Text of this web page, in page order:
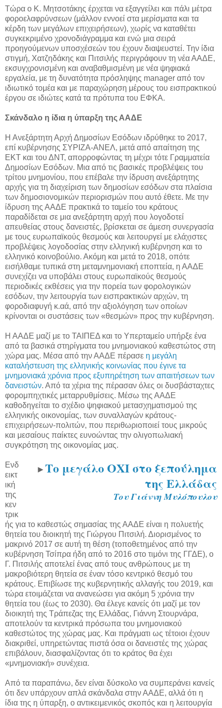
Τώρα ο Κ. Μητσοτάκης έρχεται να εξαγγείλει και πάλι μέτρα
φοροελαφρύνσεων (μάλλον εννοεί στα μερίσματα και τα
κέρδη των μεγάλων επιχειρήσεων), χωρίς να καταθέτει
συγκεκριμένο χρονοδιάγραμμα και ενώ μια σειρά
προηγούμενων υποσχέσεών του έχουν διαψευστεί. Την ίδια
στιγμή, Χατζηδάκης και Πιτσιλής περιγράφουν τη νέα ΑΑΔΕ,
εκσυγχρονισμένη και αναβαθμισμένη με νέα ψηφιακά
εργαλεία, με τη δυνατότητα πρόσληψης manager από τον
ιδιωτικό τομέα και με παραχώρηση μέρους του εισπρακτικού
έργου σε ιδιώτες κατά τα πρότυπα του ΕΦΚΑ.
Σκάνδαλο η ίδια η ύπαρξη της ΑΑΔΕ
Η Ανεξάρτητη Αρχή Δημοσίων Εσόδων ιδρύθηκε το 2017,
επί κυβέρνησης ΣΥΡΙΖΑ-ΑΝΕΛ, μετά από απαίτηση της
ΕΚΤ και του ΔΝΤ, απορροφώντας τη μέχρι τότε Γραμματεία
Δημοσίων Εσόδων. Μια από τις βασικές προβλέψεις του
τρίτου μνημονίου, που επέβαλε την ίδρυση ανεξάρτητης
αρχής για τη διαχείριση των δημοσίων εσόδων στα πλαίσια
των δημοσιονομικών περιορισμών που αυτό έθετε. Με την
ίδρυση της ΑΑΔΕ πρακτικά το ταμείο του κράτους
παραδίδεται σε μια ανεξάρτητη αρχή που λογοδοτεί
απευθείας στους δανειστές, βρίσκεται σε άμεση συνεργασία
με τους ευρωπαϊκούς θεσμούς και λειτουργεί με ελάχιστες
προβλέψεις λογοδοσίας στην ελληνική κυβέρνηση και το
ελληνικό κοινοβούλιο. Ακόμη και μετά το 2018, οπότε
εισήλθαμε τυπικά στη μεταμνημονιακή εποπτεία, η ΑΑΔΕ
συνεχίζει να υποβάλει στους ευρωπαϊκούς θεσμούς
περιοδικές εκθέσεις για την πορεία των φορολογικών
εσόδων, την λειτουργία των εισπρακτικών αρχών, τη
φοροδιαφυγή κ.αά, από την αξιολόγηση των οποίων
κρίνονται οι συστάσεις των «θεσμών» προς την κυβέρνηση.
Η ΑΑΔΕ μαζί με το ΤΑΙΠΕΔ και το Υπερταμείο υπήρξε ένα
από τα βασικά στηρίγματα του μνημονιακού καθεστώτος στη
χώρα μας. Μέσα από την ΑΑΔΕ πέρασε η μεγάλη
καταλήστευση της ελληνικής κοινωνίας που έγινε τα
μνημονιακά χρόνια προς εξυπηρέτηση των απαιτήσεων των
δανειστών. Από τα χέρια της πέρασαν όλες οι δυσβάσταχτες
φορομπηχτικές μεταρρυθμίσεις. Μέσω της ΑΑΔΕ
καθοδηγείται το σχέδιο ψηφιακού μετασχηματισμού της
ελληνικής οικονομίας, των συναλλαγών κράτους-
επιχειρήσεων-πολιτών, που περιθωριοποιεί τους μικρούς
και μεσαίους παίκτες ευνοώντας την ολιγοπωλιακή
συγκρότηση της οικονομίας μας.
►Το μεγάλο ΟΧΙ στο ξεπούλημα
της Ελλάδας
Του Γιάννη Μυλόπουλου
Ενδ
εικτ
ική
της
κεν
τρικ
ής για το καθεστώς σημασίας της ΑΑΔΕ είναι η πολυετής
θητεία του διοικητή της Γιώργου Πιτσιλή. Διορισμένος το
μακρινό 2017 σε αυτή τη θέση (τοποθετημένος από την
κυβέρνηση Τσίπρα ήδη από το 2016 στο τιμόνι της ΓΓΔΕ), ο
Γ. Πιτσιλής αποτελεί ένας από τους ανθρώπους με τη
μακροβιότερη θητεία σε έναν τόσο κεντρικό θεσμό του
κράτους. Επιβίωσε της κυβερνητικής αλλαγής του 2019, και
τώρα ετοιμάζεται να ανανεώσει για ακόμη 5 χρόνια την
θητεία του (έως το 2030). Θα έλεγε κανείς ότι μαζί με τον
διοικητή της Τράπεζας της Ελλάδας, Γιάννη Στουρνάρα,
αποτελούν τα κεντρικά πρόσωπα του μνημονιακού
καθεστώτος της χώρας μας. Και πράγματι ως τέτοιοι έχουν
διακριθεί, υπηρετώντας πιστά όσα οι δανειστές της χώρας
επιβάλουν, διασφαλίζοντας ότι το κράτος θα έχει
«μνημονιακή» συνέχεια.
Από τα παραπάνω, δεν είναι δύσκολο να συμπεράνει κανείς
ότι δεν υπάρχουν απλά σκάνδαλα στην ΑΑΔΕ, αλλά ότι η
ίδια της η ύπαρξη, ο αντικειμενικός σκοπός και η λειτουργία